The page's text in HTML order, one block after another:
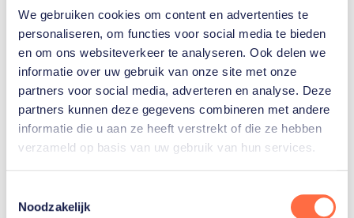
We gebruiken cookies om content en advertenties te
personaliseren, om functies voor social media te bieden
en om ons websiteverkeer te analyseren. Ook delen we
informatie over uw gebruik van onze site met onze
partners voor social media, adverteren en analyse. Deze
partners kunnen deze gegevens combineren met andere
informatie die u aan ze heeft verstrekt of die ze hebben
verzameld op basis van uw gebruik van hun services.
Noodzakelijk
Dit bericht op Instagram bekijken